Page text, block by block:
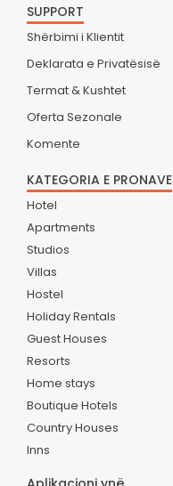
SUPPORT
Shërbimi i Klientit
Deklarata e Privatësisë
Termat & Kushtet
Oferta Sezonale
Komente
KATEGORIA E PRONAVE
Hotel
Apartments
Studios
Villas
Hostel
Holiday Rentals
Guest Houses
Resorts
Home stays
Boutique Hotels
Country Houses
Inns